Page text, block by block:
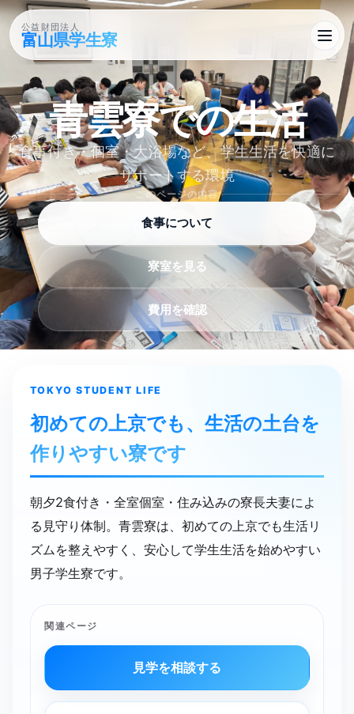
公益財団法人
富山県学生寮
青雲寮での​生活
食事付き・個室・大浴場など、学生生活を快適に
サポートする環境
このページの内容
食事について
寮室を見る
費用を確認
TOKYO STUDENT LIFE
初めての​上京でも、​生活の​土台を​
作りやすい寮です
朝夕2食付き・全室個室・住み込みの寮長夫妻によ
る見守り体制。青雲寮は、初めての上京でも生活リ
ズムを整えやすく、安心して学生生活を始めやすい
男子学生寮です。
関連ページ
見学を相談する